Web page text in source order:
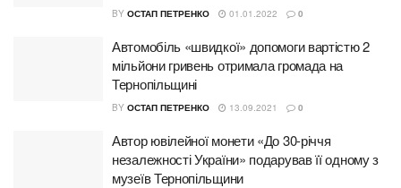
BY ОСТАП ПЕТРЕНКО 01.01.2022 0
Автомобіль «швидкої» допомоги вартістю 2
мільйони гривень отримала громада на
Тернопільщині
BY ОСТАП ПЕТРЕНКО 13.09.2021 0
Автор ювілейної монети «До 30-річчя
незалежності України» подарував її одному з
музеїв Тернопільщини